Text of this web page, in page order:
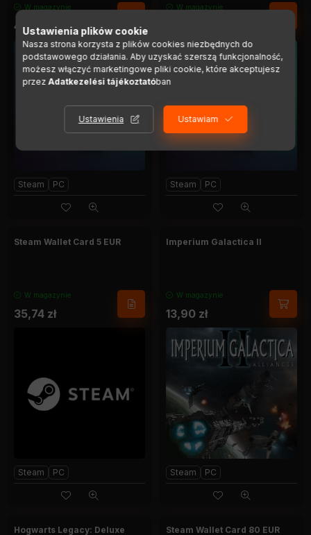
W magazynie
411,95 zł
Steam PC
W magazynie
Steam PC
Steam Wallet Card 5 EUR
W magazynie
35,74 zł
Steam PC
Imperium Galactica II
W magazynie
13,90 zł
Steam PC
Hogwarts Legacy: Deluxe
Steam Wallet Card 80 EUR
Ustawienia plików cookie
Nasza strona korzysta z plików cookies niezbędnych do
podstawowego działania. Aby uzyskać szerszą funkcjonalność,
możesz włączyć marketingowe pliki cookie, które akceptujesz
przezAdatkezelési tájékoztatóban
Ustawienia Ustawiam